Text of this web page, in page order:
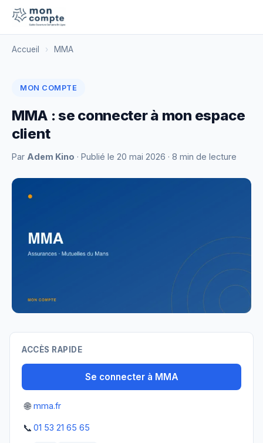
Accueil › MMA
MON COMPTE
MMA : se connecter à mon espace
client
Par Adem Kino · Publié le 20 mai 2026 · 8 min de lecture
ACCÈS RAPIDE
Se connecter à MMA
🌐 mma.fr
📞 01 53 21 65 65